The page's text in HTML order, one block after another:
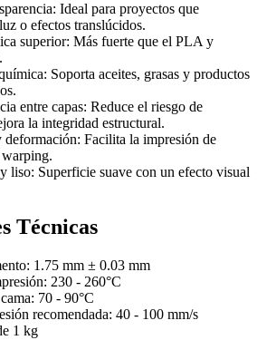
Ideal para proyectos que
o efectos translúcidos.
superior: Más fuerte que el PLA y
Soporta aceites, grasas y productos
entre capas: Reduce el riesgo de
la integridad estructural.
Facilita la impresión de
warping.
liso: Superficie suave con un efecto visual
Técnicas
1.75 mm ± 0.03 mm
230 - 260°C
70 - 90°C
recomendada: 40 - 100 mm/s
1 kg